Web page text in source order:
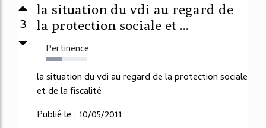
3
la situation du vdi au regard de
la protection sociale et ...
Pertinence
38%
la situation du vdi au regard de la protection sociale
et de la fiscalité
Publié le : 10/05/2011